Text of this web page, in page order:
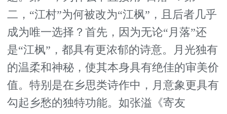
二，“江村”为何被改为“江枫”，且后者几乎
成为唯一选择？首先，因为无论“月落”还
是“江枫”，都具有更浓郁的诗意。月光独有
的温柔和神秘，使其本身具有绝佳的审美价
值。特别是在乡思类诗作中，月意象更具有
勾起乡愁的独特功能。如张溢《寄友